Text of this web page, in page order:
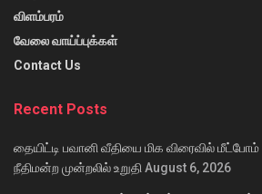
விளம்பரம்
வேலை வாய்ப்புக்கள்
Contact Us
Recent Posts
தையிட்டி பவானி வீதியை மிக விரைவில்
நீதிமன்ற முன்றலில் உறுதி August 6, 2026